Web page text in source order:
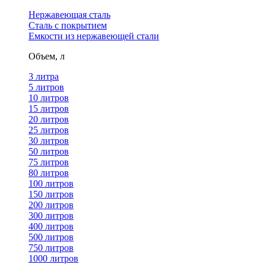
Нержавеющая сталь
Сталь с покрытием
Емкости из нержавеющей стали
Объем, л
3 литра
5 литров
10 литров
15 литров
20 литров
25 литров
30 литров
50 литров
75 литров
80 литров
100 литров
150 литров
200 литров
300 литров
400 литров
500 литров
750 литров
1000 литров